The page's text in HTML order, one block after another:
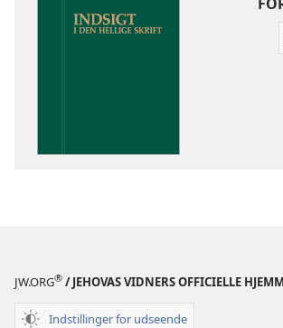
JW.ORG® / JEHOVAS VIDNERS OFFICIELLE
Indstillinger for udseende